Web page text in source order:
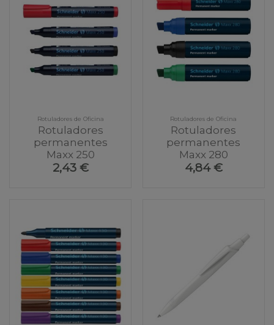
Rotuladores de Oficina
Rotuladores
permanentes
Maxx 250
2,43 €
Rotuladores de Oficina
Rotuladores
permanentes
Maxx 280
4,84 €